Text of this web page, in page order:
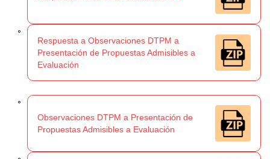
Respuesta a Observaciones DTPM a
Presentación de Propuestas Admisibles a
Evaluación
Observaciones DTPM a Presentación de
Propuestas Admisibles a Evaluación